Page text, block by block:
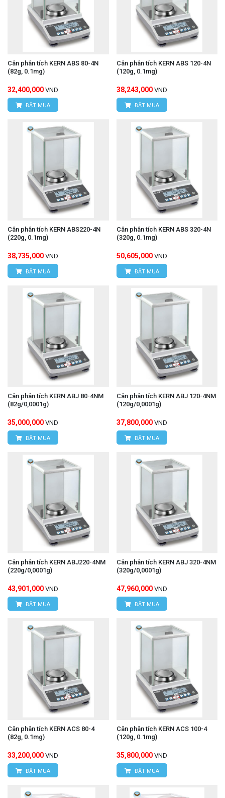
Cân phân tích KERN ABS 80-4N
(82g, 0.1mg)
32,400,000 VND
ĐẶT MUA
Cân phân tích KERN ABS 120-4N
(120g, 0.1mg)
38,243,000 VND
ĐẶT MUA
Cân phân tích KERN ABS220-4N
(220g, 0.1mg)
38,735,000 VND
ĐẶT MUA
Cân phân tích KERN ABS 320-4N
(320g, 0.1mg)
50,605,000 VND
ĐẶT MUA
Cân phân tích KERN ABJ 80-4NM
(82g/0,0001g)
35,000,000 VND
ĐẶT MUA
Cân phân tích KERN ABJ 120-4NM
(120g/0,0001g)
37,800,000 VND
ĐẶT MUA
Cân phân tích KERN ABJ220-4NM
(220g/0,0001g)
43,901,000 VND
ĐẶT MUA
Cân phân tích KERN ABJ 320-4NM
(320g/0,0001g)
47,960,000 VND
ĐẶT MUA
Cân phân tích KERN ACS 80-4
(82g, 0.1mg)
33,200,000 VND
ĐẶT MUA
Cân phân tích KERN ACS 100-4
(120g, 0.1mg)
35,800,000 VND
ĐẶT MUA